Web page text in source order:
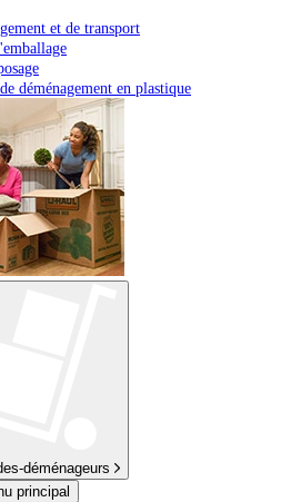
et de transport
déménagement en plastique
déménageurs
principal